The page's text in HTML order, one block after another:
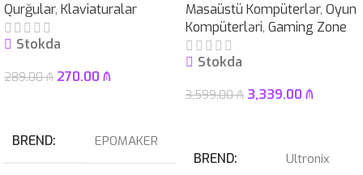
Qurğular, Klaviaturalar
Stokda
289.00₼ 270.00 ₼
BREND EPOMAKER
Masaüstü Kompüterlər, Oyun
Kompüterləri, Gaming Zone
Stokda
3,599.00₼ 3,339.00 ₼
BREND Ultronix